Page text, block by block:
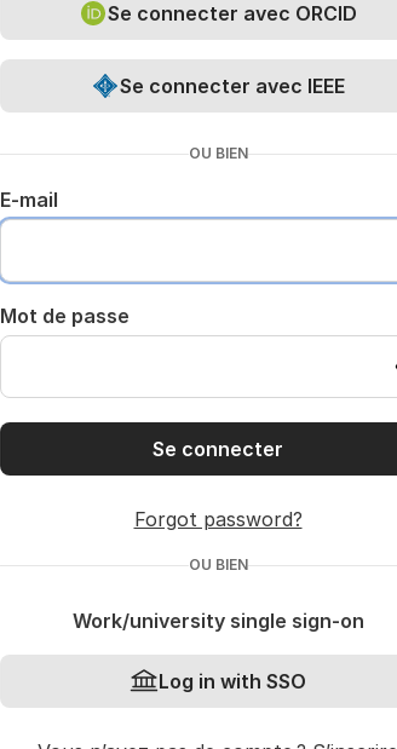
Se connecter avec ORCID
Se connecter avec IEEE
OU BIEN
E-mail
Mot de passe
Se connecter
Forgot password?
OU BIEN
Work/university single sign-on
Log in with SSO